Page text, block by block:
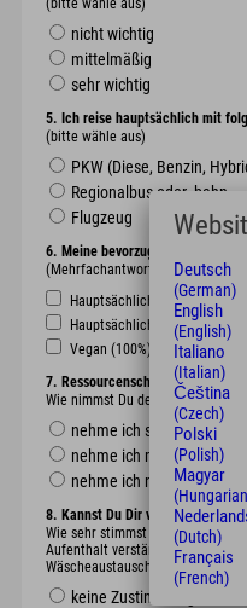
(bitte wähle aus)
nicht wichtig
mittelmäßig
sehr wichtig
5. Ich reise hauptsächlich mit
(bitte wähle aus)
PKW (Diese, Benzin,
Regionalbus oder -bahn
Flugzeug
6. Meine bevorzugte
(Mehrfachantworten möglich)
Hauptsächlich tierische
Hauptsächlich pflanzliche
Vegan (100%)
7. Ressourcenschonung
Wie nimmst Du derzeit die
nehme ich sehr stark wahr
nehme ich mäßig wahr
nehme ich nicht wahr
8. Kannst Du Dir vorstellen:
Wie sehr stimmst Du mit dem
Aufenthalt verstärkt zu
Wäscheaustausch, kein
keine Zustimmung
Deutsch
(German)
English
(English)
Italiano
(Italian)
Čeština
(Czech)
Polski
(Polish)
Magyar
(Dutch)
Français
(French)